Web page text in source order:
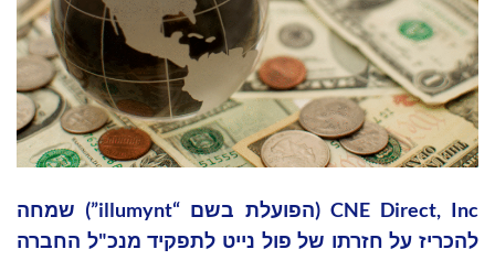
CNE Direct, Inc (הפועלת בשם “illumynt”) שמחה
להכריז על חזרתו של פול נייט לתפקיד מנכ"ל החברה